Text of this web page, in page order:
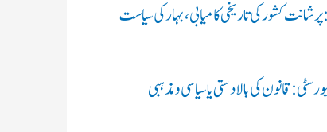
پرشانت کشور کی تاریخی کامیابی، بہار کی سیاست
قانون کی بالادستی یا سیاسی و مذہبی